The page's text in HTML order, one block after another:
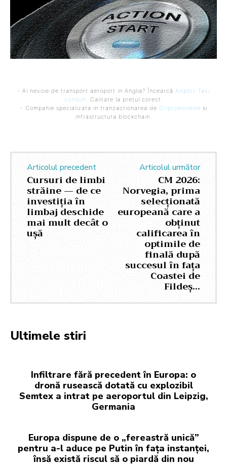
- Ai nevoie de transport aeroport in Anglia? Încearcă Airport Taxi
London. Calitate la prețul corect.
- Companie specializata in tranzactionarea de Criptomonede si
infrastructura blockchain.
Articolul precedent
Cursuri de limbi
străine — de ce
investiția în
limbaj deschide
mai mult decât o
ușă
Articolul următor
CM 2026:
Norvegia, prima
selecționată
europeană care a
obținut
calificarea în
optimile de
finală după
succesul în fața
Coastei de
Fildeș…
Ultimele stiri
Infiltrare fără precedent în Europa: o
dronă rusească dotată cu explozibil
Semtex a intrat pe aeroportul din Leipzig,
Germania
Europa dispune de o „fereastră unică”
pentru a-l aduce pe Putin în fața instanței,
însă există riscul să o piardă din nou